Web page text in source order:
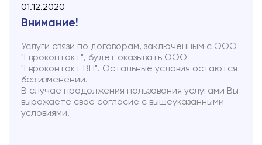
01.12.2020
Внимание!
Услуги связи по договорам, заключенным с ООО
"Евроконтакт", будет оказывать ООО
"Евроконтакт ВН". Остальные условия остаются
без изменений.
В случае продолжения пользования услугами Вы
выражаете свое согласие с вышеуказанными
условиями.